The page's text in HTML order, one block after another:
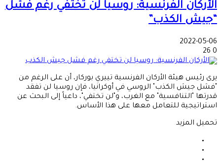
الأركان الفرنسية: روسيا لن تختفي رغم فشل
“جيش الكذب”
2022-05-06
0
يرى رئيس هيئة الأركان الفرنسية تييري بوركار، أن على الرغم من
"فشل جيش الكذب" الروسي في أوكرانيا، فإن روسيا لن تفقد
قدرتها "التنافسية" مع الغرب، و"لن تختفي"، داعياً إلى البحث عن
استراتيجية للتعامل معها على هذا الأساس.
تحميل المزيد